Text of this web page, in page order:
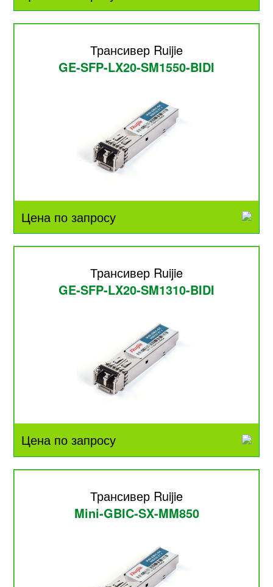
Трансивер Ruijie
GE-SFP-LX20-SM1550-BIDI
Цена по запросу
Трансивер Ruijie
GE-SFP-LX20-SM1310-BIDI
Цена по запросу
Трансивер Ruijie
Mini-GBIC-SX-MM850